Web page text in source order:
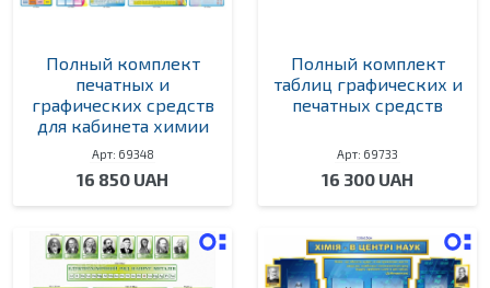
Полный комплект
печатных и
графических средств
для кабинета химии
Арт: 69348
16 850 UAH
Полный комплект
таблиц графических и
печатных средств
Арт: 69733
16 300 UAH